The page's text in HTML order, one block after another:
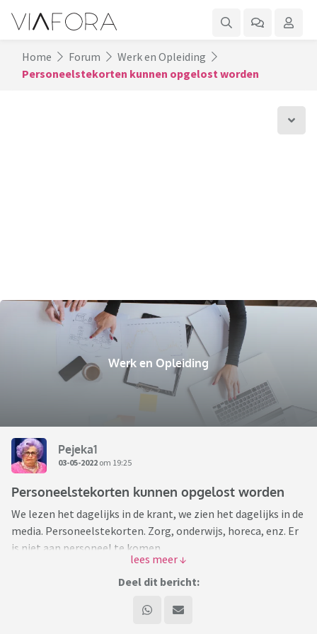
Home Forum
Werk en Opleiding
Personeelstekorten kunnen opgelost worden
Werk en Opleiding
Pejeka1
03-05-2022 om 19:25
Personeelstekorten kunnen opgelost worden
We lezen het dagelijks in de krant, we zien het dagelijks in de
media. Personeelstekorten. Zorg, onderwijs, horeca, enz. Er
is niet aan personeel te komen.
Tegelijkertijd vinden we in Nederland (het parttime-paradijs
werkt de Nederlander 29 uur per week. Dus over alle
Deel dit bericht: